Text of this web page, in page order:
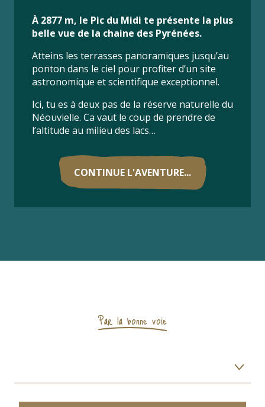
À 2877 m, le Pic du Midi te présente la plus
belle vue de la chaine des Pyrénées.
Atteins les terrasses panoramiques jusqu’au
ponton dans le ciel pour profiter d’un site
astronomique et scientifique exceptionnel.
Ici, tu es à deux pas de la réserve naturelle du
Néouvielle. Ca vaut le coup de prendre de
l’altitude au milieu des lacs…
CONTINUE L'AVENTURE...
Par la bonne voie
2 | Jusqu'au sommet